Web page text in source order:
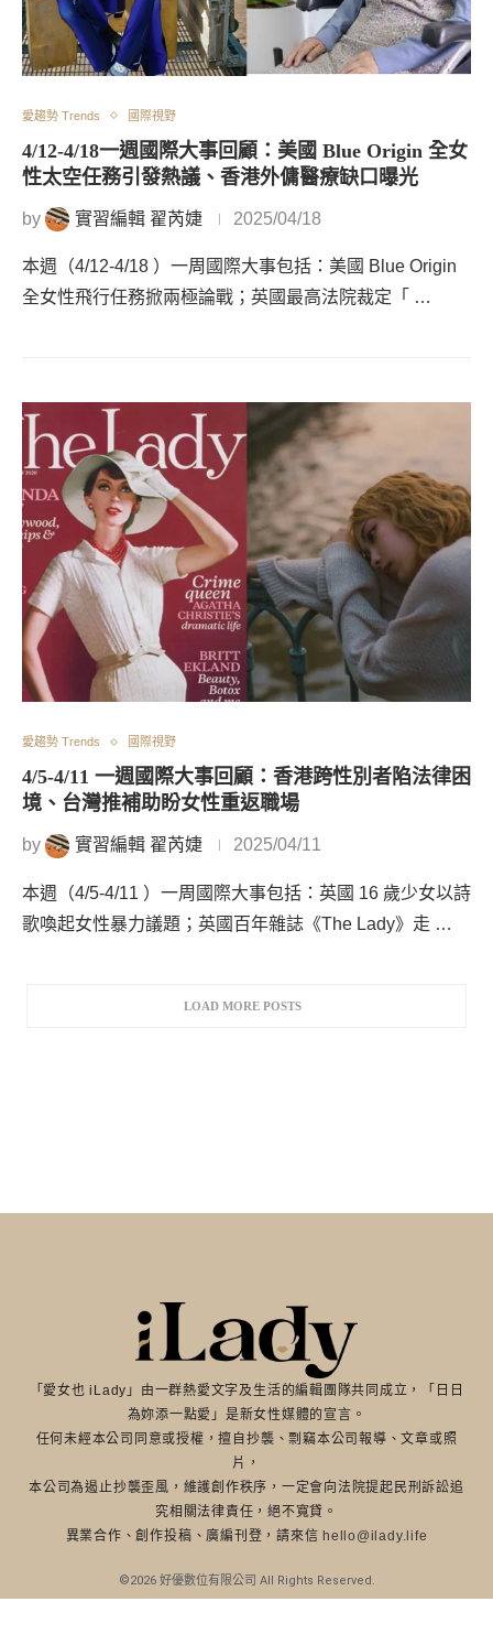
愛趨勢 Trends 國際視野
4/12-4/18一週國際大事回顧：美國 Blue Origin 全女
性太空任務引發熱議、香港外傭醫療缺口曝光
by 實習編輯 翟芮婕 2025/04/18
本週（4/12-4/18 ）一周國際大事包括：美國 Blue Origin
全女性飛行任務掀兩極論戰；英國最高法院裁定「 …
愛趨勢 Trends 國際視野
4/5-4/11 一週國際大事回顧：香港跨性別者陷法律困
境、台灣推補助盼女性重返職場
by 實習編輯 翟芮婕 2025/04/11
本週（4/5-4/11 ）一周國際大事包括：英國 16 歲少女以詩
歌喚起女性暴力議題；英國百年雜誌《The Lady》走 …
LOAD MORE POSTS
「愛女也 iLady」由一群熱愛文字及生活的編輯團隊共同成立，「日日
為妳添一點愛」是新女性媒體的宣言。
任何未經本公司同意或授權，擅自抄襲、剽竊本公司報導、文章或照
片，
本公司為遏止抄襲歪風，維護創作秩序，一定會向法院提起民刑訴訟追
究相關法律責任，絕不寬貸。
異業合作、創作投稿、廣編刊登，請來信hello@ilady.life
©2026 好優數位有限公司 All Rights Reserved.